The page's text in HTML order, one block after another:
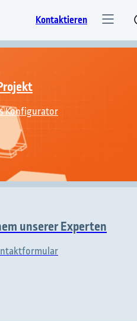
Kontaktieren
Konfigurator
unserer Experten